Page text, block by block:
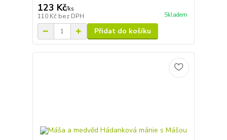
123 Kč/ks
110 Kč bez DPH Skladem
Přidat do košíku